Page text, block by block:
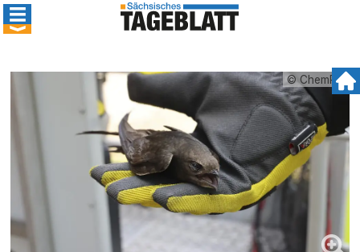
© ChemPic